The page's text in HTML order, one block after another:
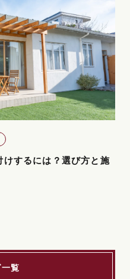
するには？選び方と施
覧